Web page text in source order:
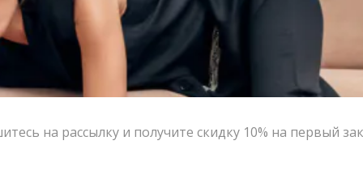
на рассылку и получите скидку 10% на первый